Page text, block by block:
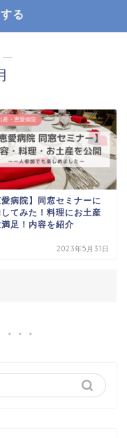
る
―
産・恵愛病院
愛病院】同窓セミナーに
てみた！料理にお土産
満足！内容を紹介
2023年5月31日